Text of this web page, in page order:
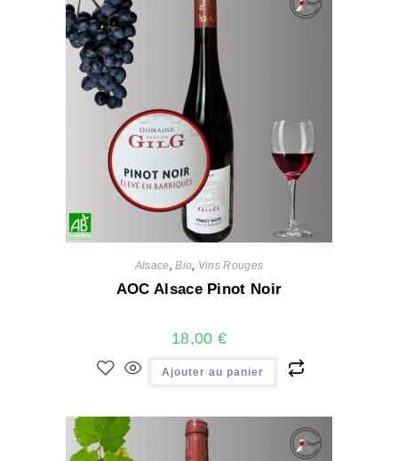
Alsace,Bio, Vins Rouges
AOC Alsace Pinot Noir
18,00 €
Ajouter au panier